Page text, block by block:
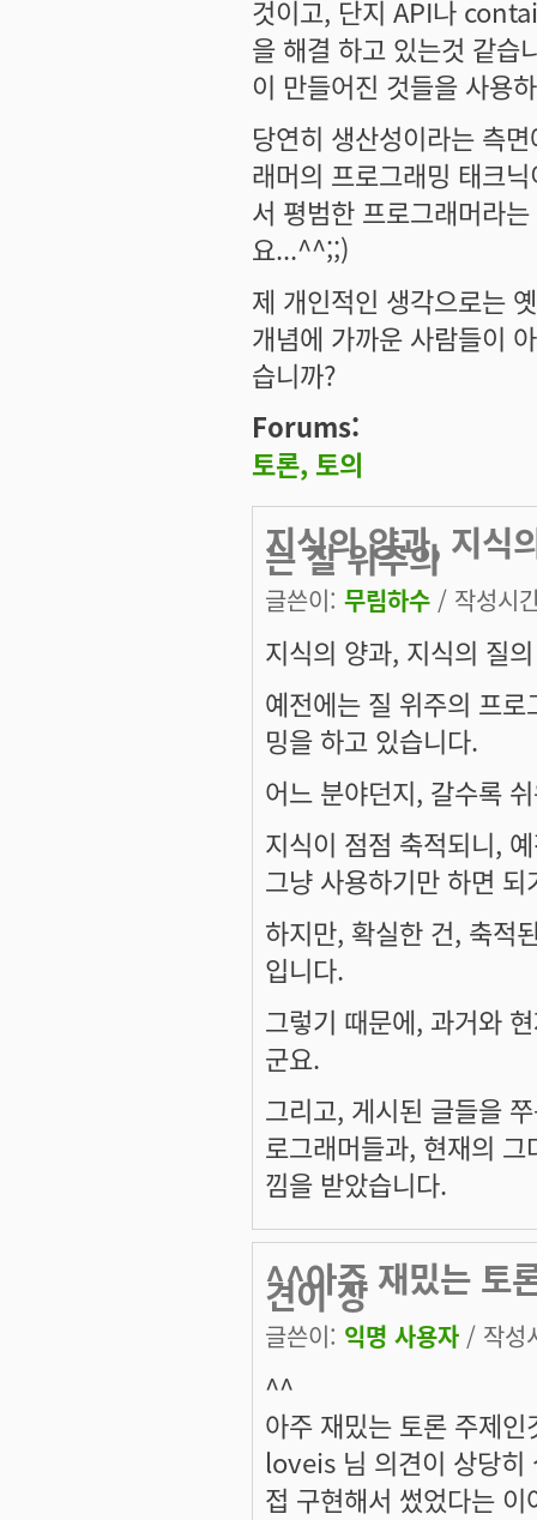
것이고, 단지 API나
을 해결 하고 있는것 같
이 만들어진 것들을 사용
당연히 생산성이라는 측
래머의 프로그래밍 태크
서 평범한 프로그래머라
요...^^;;)
제 개인적인 생각으로는
개념에 가까운 사람들이
습니까?
Forums:
토론, 토의
지식의 양과, 지식
는 질 위주의
글쓴이: 무림하수 / 작성시
지식의 양과, 지식의 질
예전에는 질 위주의 프
밍을 하고 있습니다.
어느 분야던지, 갈수록
지식이 점점 축적되니,
그냥 사용하기만 하면
하지만, 확실한 건, 축적
입니다.
그렇기 때문에, 과거와
군요.
그리고, 게시된 글들을
로그래머들과, 현재의
낌을 받았습니다.
^^아주 재밌는 토
견이 상
글쓴이: 익명 사용자 / 작성
^^
아주 재밌는 토론 주제인
loveis 님 의견이 상당
접 구현해서 썼었다는